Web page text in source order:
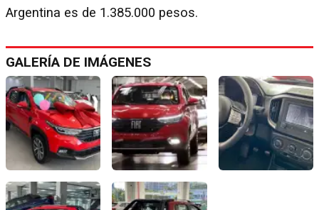
Argentina es de 1.385.000 pesos.
GALERÍA DE IMÁGENES